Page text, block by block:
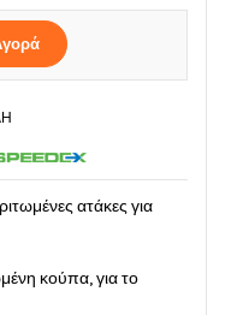
ατάκες για
κούπα, για το